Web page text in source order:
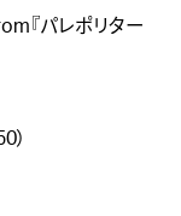
『パレポリター
）